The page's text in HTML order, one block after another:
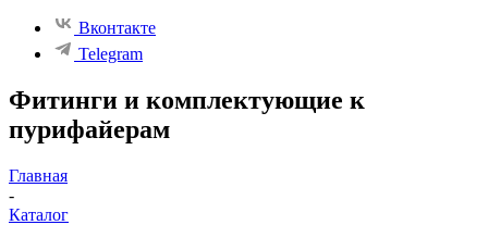
Вконтакте
Telegram
Фитинги и комплектующие к
пурифайерам
Главная
-
Каталог